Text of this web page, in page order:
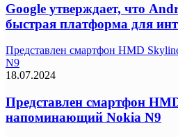
Google утверждает, что
быстрая платформа для
Представлен смартфон HMD
N9
18.07.2024
Представлен смартфон
напоминающий Nokia N9